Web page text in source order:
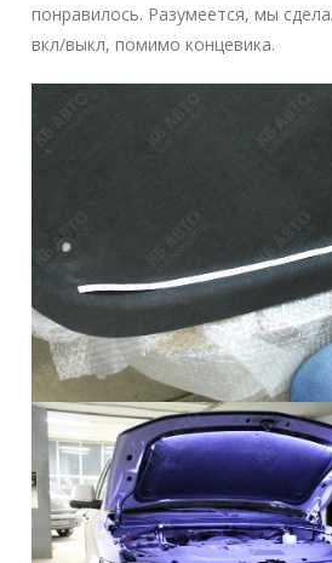
понравилось. Разумеется, мы
вкл/выкл, помимо концевика.